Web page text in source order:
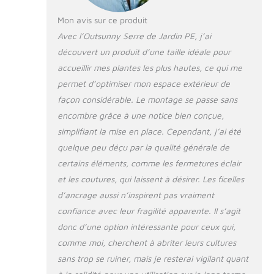
meilleur maintien au
sol (cordons de
serrage à la structure
et piquets d'ancrage
inclus) STRUCTURE
ROBUSTE : serre de
balcon avec structure
châssis en acier
thermo-laqué pour
un usage pérenne
PORTE ENROULABLE
ZIPPÉE : serre de
jardin extérieure
enroulable avec zip
et boucles d'attache
afin de vous adapter
parfaitement aux
Mon avis sur ce produit
Avec l’Outsunny Serre de Jardin PE, j’ai
découvert un produit d’une taille idéale pour
accueillir mes plantes les plus hautes, ce qui me
permet d’optimiser mon espace extérieur de
façon considérable. Le montage se passe sans
encombre grâce à une notice bien conçue,
simplifiant la mise en place. Cependant, j’ai été
quelque peu déçu par la qualité générale de
certains éléments, comme les fermetures éclair
et les coutures, qui laissent à désirer. Les ficelles
d’ancrage aussi n’inspirent pas vraiment
confiance avec leur fragilité apparente. Il s’agit
donc d’une option intéressante pour ceux qui,
comme moi, cherchent à abriter leurs cultures
sans trop se ruiner, mais je resterai vigilant quant